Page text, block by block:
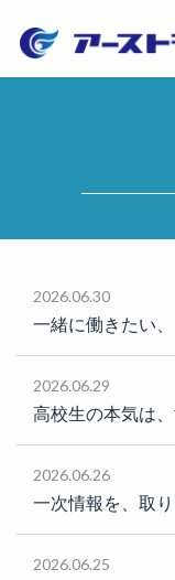
2026.06.30
一緒に働きたい
2026.06.29
高校生の本気は
2026.06.26
一次情報を、取
2026.06.25